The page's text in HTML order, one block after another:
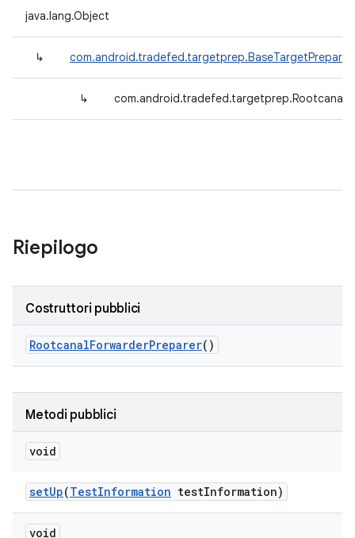
java.lang.Object
↳ com.android.tradefed.targetprep.BaseTargetPreparer
↳
Riepilogo
Costruttori pubblici
RootcanalForwarderPreparer()
Metodi pubblici
void
setUp(TestInformation testInformation)
void